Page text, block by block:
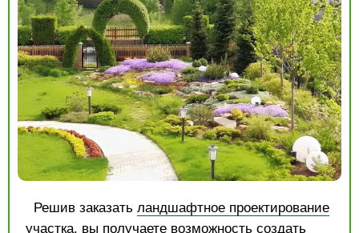
Решив заказать ландшафтное проектирование
участка, вы получаете возможность создать